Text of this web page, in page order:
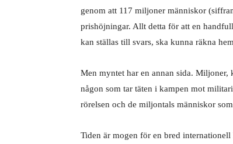
genom att 117 miljoner människor
prishöjningar. Allt detta för att en
kan ställas till svars, ska kunna räkna
Men myntet har en annan sida.
någon som tar täten i kampen mot
rörelsen och de miljontals människor
Tiden är mogen för en bred